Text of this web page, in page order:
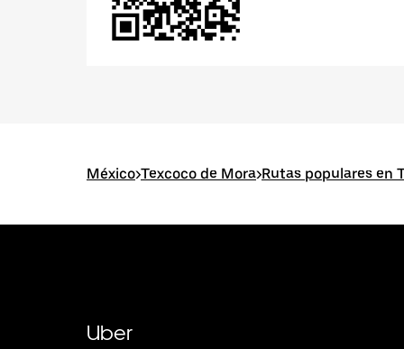
México>Texcoco de Mora>Rutas populares en
Uber